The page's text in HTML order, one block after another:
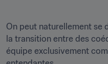
On peut naturellement se
la transition entre des
équipe exclusivement